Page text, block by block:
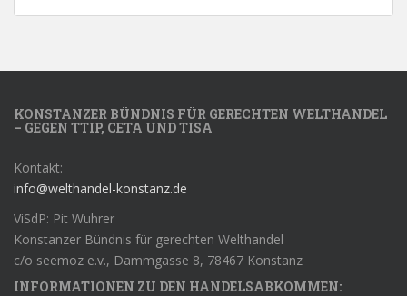
KONSTANZER BÜNDNIS FÜR GERECHTEN WELTHANDEL
– GEGEN TTIP, CETA UND TISA
Kontakt:
info@welthandel-konstanz.de
ViSdP: Pit Wuhrer
Konstanzer Bündnis für gerechten Welthandel
c/o seemoz e.v., Dammgasse 8, 78467 Konstanz
INFORMATIONEN ZU DEN HANDELSABKOMMEN: